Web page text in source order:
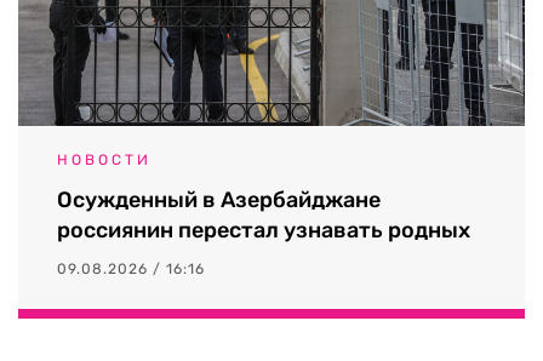
НОВОСТИ
Осужденный в Азербайджане
россиянин перестал узнавать родных
09.08.2026 / 16:16